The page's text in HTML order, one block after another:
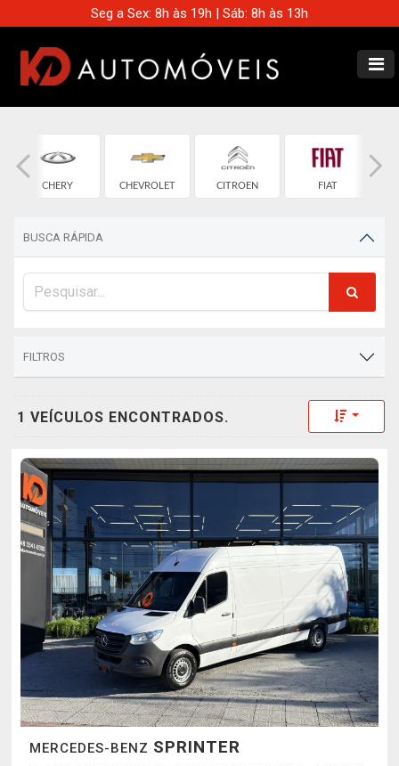
Seg a Sex: 8h às 19h | Sáb: 8h às 13h
CHERY CHEVROLET CITROEN FIAT
BUSCA RÁPIDA
FILTROS
1 VEÍCULOS ENCONTRADOS. Toggle
MERCEDES-BENZ SPRINTER